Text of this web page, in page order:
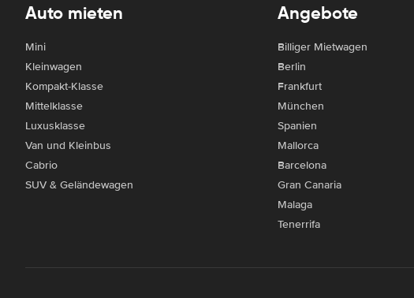
Auto mieten
Mini
Kleinwagen
Kompakt-Klasse
Mittelklasse
Luxusklasse
Van und Kleinbus
Cabrio
SUV & Geländewagen
Angebote
Billiger Mietwagen
Berlin
Frankfurt
München
Spanien
Mallorca
Barcelona
Gran Canaria
Malaga
Tenerrifa